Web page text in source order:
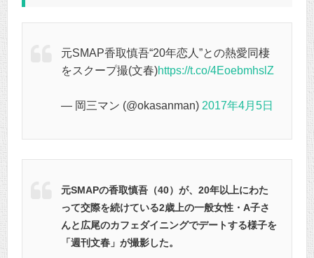
元SMAP香取慎吾“20年恋人”との熱愛同棲
をスクープ撮(文春)https://t.co/4EoebmhslZ
— 岡三マン (@okasanman) 2017年4月5日
元SMAPの香取慎吾（40）が、20年以上にわた
って交際を続けている2歳上の一般女性・A子さ
んと広尾のカフェダイニングでデートする様子を
「週刊文春」が撮影した。